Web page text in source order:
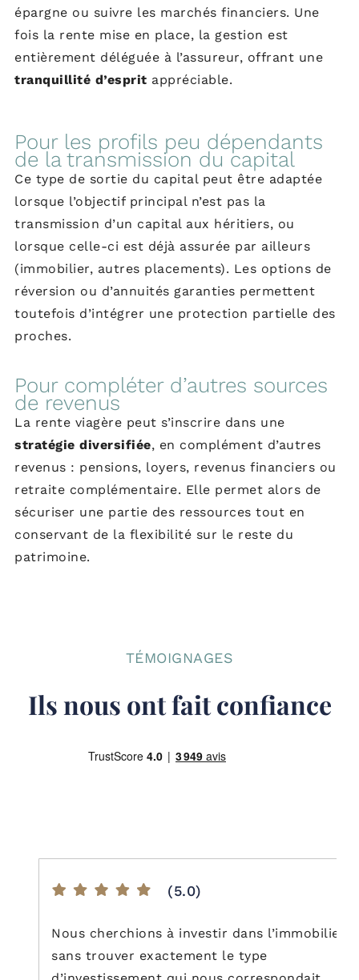
épargne ou suivre les marchés financiers. Une
fois la rente mise en place, la gestion est
entièrement déléguée à l’assureur, offrant une
tranquillité d’esprit appréciable.
Pour les profils peu dépendants
de la transmission du capital
Ce type de sortie du capital peut être adaptée
lorsque l’objectif principal n’est pas la
transmission d’un capital aux héritiers, ou
lorsque celle-ci est déjà assurée par ailleurs
(immobilier, autres placements). Les options de
réversion ou d’annuités garanties permettent
toutefois d’intégrer une protection partielle des
proches.
Pour compléter d’autres sources
de revenus
La rente viagère peut s’inscrire dans une
stratégie diversifiée, en complément d’autres
revenus : pensions, loyers, revenus financiers ou
retraite complémentaire. Elle permet alors de
sécuriser une partie des ressources tout en
conservant de la flexibilité sur le reste du
patrimoine.
TÉMOIGNAGES
Ils nous ont fait confiance
(5.0)
Nous cherchions à investir dans l’immobilier
sans trouver exactement le type